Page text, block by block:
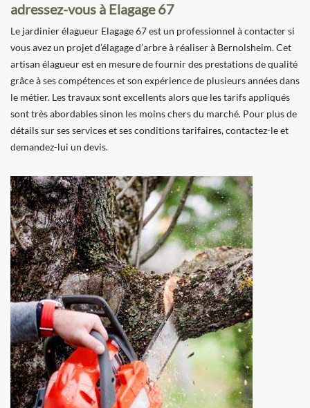
adressez-vous à Elagage 67
Le jardinier élagueur Elagage 67 est un professionnel à contacter si
vous avez un projet d’élagage d’arbre à réaliser à Bernolsheim. Cet
artisan élagueur est en mesure de fournir des prestations de qualité
grâce à ses compétences et son expérience de plusieurs années dans
le métier. Les travaux sont excellents alors que les tarifs appliqués
sont très abordables sinon les moins chers du marché. Pour plus de
détails sur ses services et ses conditions tarifaires, contactez-le et
demandez-lui un devis.